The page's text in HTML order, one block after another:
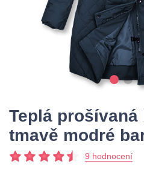
Teplá prošívaná
tmavě modré
9 hodnocení